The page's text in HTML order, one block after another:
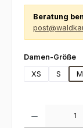
Beratung
Damen-Größe
XS
S M